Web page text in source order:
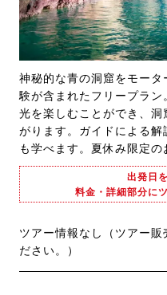
神秘的な青の洞窟をモー
験が含まれたフリープラ
光を楽しむことができ、
がります。ガイドによる
も学べます。夏休み限定の
出発日
料金・詳細部分に
ツアー情報なし（ツアー
ださい。）